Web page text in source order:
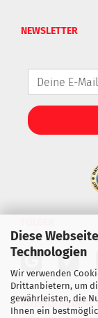
Diese
Technologien
Wir verwenden
Drittanbietern, um
gewährleisten, die
Ihnen ein
NEWSLETTER
SOZIALE MEDIEN